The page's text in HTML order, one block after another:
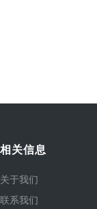
相关信息
关于我们
联系我们